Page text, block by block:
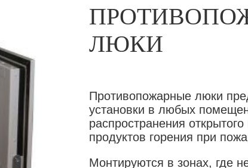
ЛЮКИ
Противопожарные люки
установки в любых
распространения
продуктов горения при
Монтируются в зонах, где